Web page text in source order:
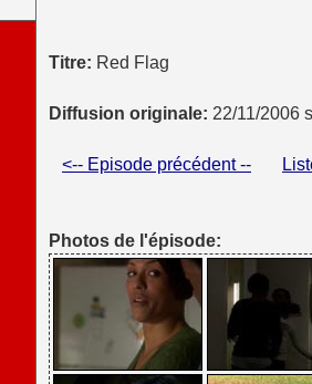
Titre: Red Flag
Diffusion originale: 22/11/2006
<-- Episode précédent --
Photos de l'épisode: